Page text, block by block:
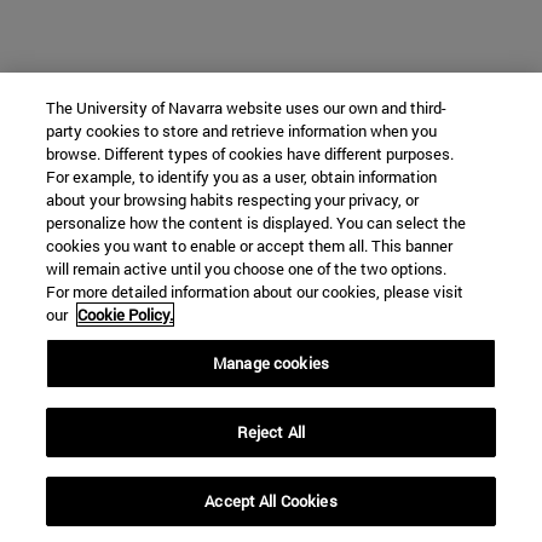
The University of Navarra website uses our own and third-
party cookies to store and retrieve information when you
browse. Different types of cookies have different purposes.
For example, to identify you as a user, obtain information
about your browsing habits respecting your privacy, or
personalize how the content is displayed. You can select the
cookies you want to enable or accept them all. This banner
will remain active until you choose one of the two options.
For more detailed information about our cookies, please visit
our Cookie Policy.
Manage cookies
Reject All
Accept All Cookies